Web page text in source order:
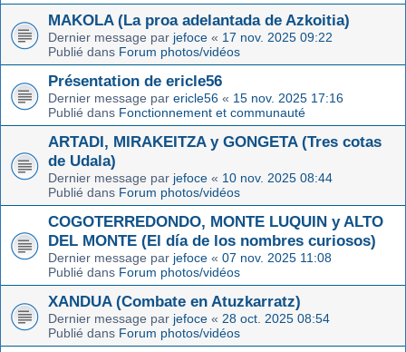
MAKOLA (La proa adelantada de Azkoitia)
Dernier message par jefoce « 17 nov. 2025 09:22
Publié dans Forum photos/vidéos
Présentation de ericle56
Dernier message par ericle56 « 15 nov. 2025 17:16
Publié dans Fonctionnement et communauté
ARTADI, MIRAKEITZA y GONGETA (Tres cotas
de Udala)
Dernier message par jefoce « 10 nov. 2025 08:44
Publié dans Forum photos/vidéos
COGOTERREDONDO, MONTE LUQUIN y ALTO
DEL MONTE (El día de los nombres curiosos)
Dernier message par jefoce « 07 nov. 2025 11:08
Publié dans Forum photos/vidéos
XANDUA (Combate en Atuzkarratz)
Dernier message par jefoce « 28 oct. 2025 08:54
Publié dans Forum photos/vidéos